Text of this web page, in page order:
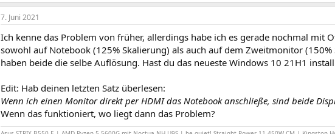
7. Juni 2021
Ich kenne das Problem von früher, allerdings habe ich es gerade nochmal mit
sowohl auf Notebook (125% Skalierung) als auch auf dem Zweitmonitor
haben beide die selbe Auflösung. Hast du das neueste Windows 10 21H1
Edit: Hab deinen letzten Satz überlesen:
Wenn ich einen Monitor direkt per HDMI das Notebook anschließe, sind beide
Wenn das funktioniert, wo liegt dann das Problem?